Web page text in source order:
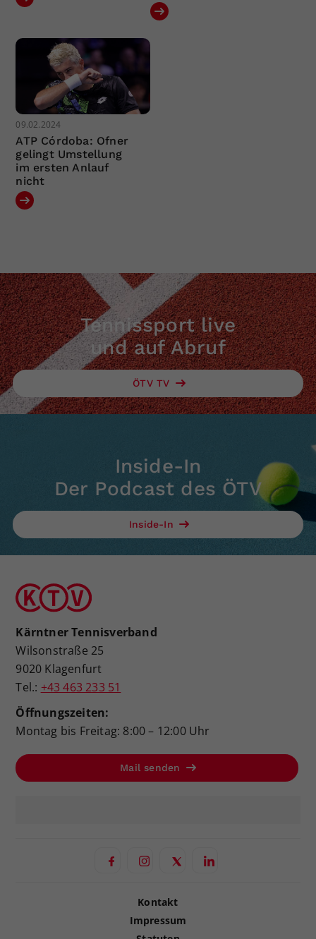
09.02.2024
ATP Córdoba: Ofner
gelingt Umstellung
im ersten Anlauf
nicht
Tennissport live
und auf Abruf
ÖTV TV
Inside-In
Der Podcast des ÖTV
Inside-In
Kärntner Tennisverband
Wilsonstraße 25
9020 Klagenfurt
Tel.: +43 463 233 51
Öffnungszeiten:
Montag bis Freitag: 8:00 – 12:00 Uhr
Mail senden
Kontakt
Impressum